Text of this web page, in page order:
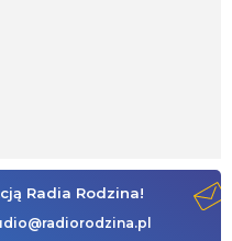
Radia Rodzina!